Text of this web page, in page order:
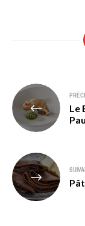
Navigation
de
l’article
Le